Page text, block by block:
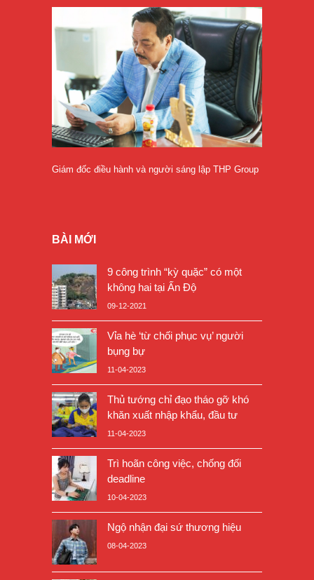
Giám đốc điều hành và người sáng lập THP Group
BÀI MỚI
9 công trình “kỳ quặc” có một
không hai tại Ấn Độ
09-12-2021
Vỉa hè ‘từ chối phục vụ’ người
bụng bự
11-04-2023
Thủ tướng chỉ đạo tháo gỡ khó
khăn xuất nhập khẩu, đầu tư
11-04-2023
Trì hoãn công việc, chống đối
deadline
10-04-2023
Ngộ nhận đại sứ thương hiệu
08-04-2023